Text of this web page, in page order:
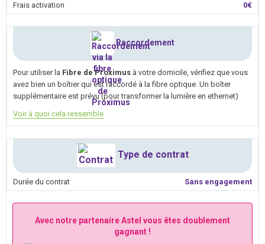
Frais activation
0€
Raccordement
Pour utiliser la Fibre de Proximus à votre domicile, vérifiez que vous
avez bien un boîtier qui est raccordé à la fibre optique. Un boîter
supplémentaire est prévu (pour transformer la lumière en ethernet)
Voir à quoi cela ressemble
Type de contrat
Durée du contrat Sans engagement
Avec notre partenaire Astel vous êtes doublement
gagnant !